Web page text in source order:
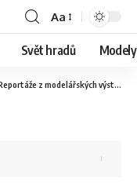
Aa
Svět hradů
z modelářských výstav